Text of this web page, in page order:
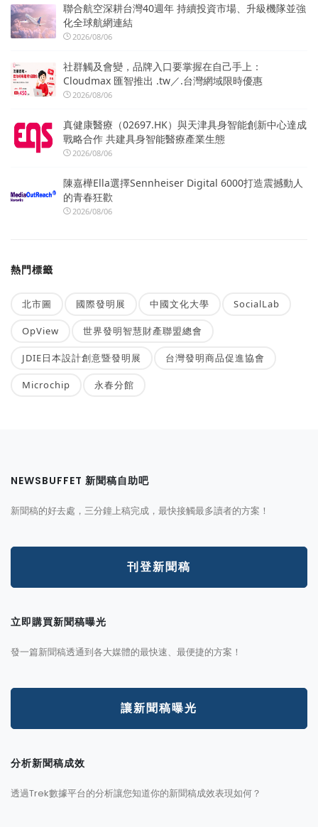
聯合航空深耕台灣40週年 持續投資市場、升級機隊並強
化全球航網連結
2026/08/06
社群觸及會變，品牌入口要掌握在自己手上：
Cloudmax 匯智推出 .tw／.台灣網域限時優惠
2026/08/06
真健康醫療（02697.HK）與天津具身智能創新中心達成
戰略合作 共建具身智能醫療產業生態
2026/08/06
陳嘉樺Ella選擇Sennheiser Digital 6000打造震撼動人
的青春狂歡
2026/08/06
熱門標籤
北市圖 國際發明展 中國文化大學 SocialLab
OpView 世界發明智慧財產聯盟總會
JDIE日本設計創意暨發明展 台灣發明商品促進協會
Microchip 永春分館
NEWSBUFFET 新聞稿自助吧
新聞稿的好去處，三分鐘上稿完成，最快接觸最多讀者的方案！
刊登新聞稿
立即購買新聞稿曝光
發一篇新聞稿透通到各大媒體的最快速、最便捷的方案！
讓新聞稿曝光
分析新聞稿成效
透過Trek數據平台的分析讓您知道你的新聞稿成效表現如何？